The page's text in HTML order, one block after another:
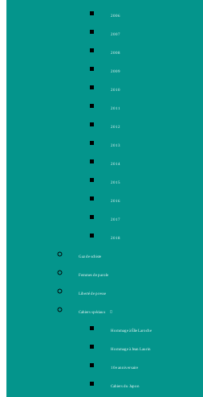
2006
2007
2008
2009
2010
2011
2012
2013
2014
2015
2016
2017
2018
Gaz de schiste
Femmes de parole
Liberté de presse
Cahiers spéciaux
Hommage à Élie Laroche
Hommage à Jean Laurin
10e anniversaire
Cahiers du Japon